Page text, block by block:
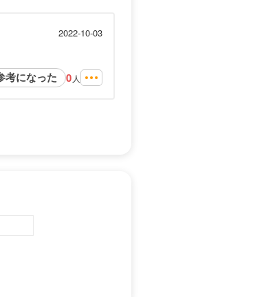
2022-10-03
考になった 0 人